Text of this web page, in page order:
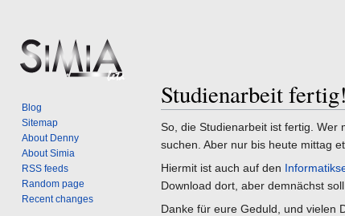
Studienarbeit fertig!
Jump
navigation
Jump
search
So, die Studienarbeit ist fertig. Wer
suchen. Aber nur bis heute mittag
Hiermit ist auch auf den
Download dort, aber demnächst
Danke für eure Geduld, und vielen
Blog
Sitemap
About Denny
About Simia
RSS feeds
Random page
Recent changes